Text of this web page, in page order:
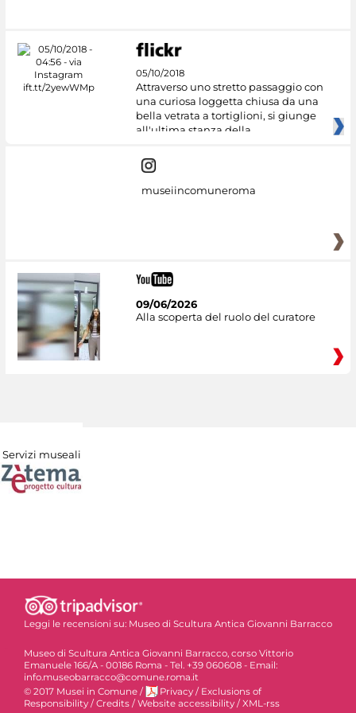
05/10/2018
Attraverso uno stretto passaggio con
una curiosa loggetta chiusa da una
bella vetrata a tortiglioni, si giunge
all'ultima stanza della
museiincomuneroma
09/06/2026
Alla scoperta del ruolo del curatore
Servizi museali
Leggi le recensioni su: Museo di Scultura Antica Giovanni Barracco
Museo di Scultura Antica Giovanni Barracco, corso Vittorio
Emanuele 166/A - 00186 Roma - Tel. +39 060608 - Email:
info.museobarracco@comune.roma.it
© 2017 Musei in Comune / Privacy / Exclusions of
Responsibility / Credits / Website accessibility / XML-rss